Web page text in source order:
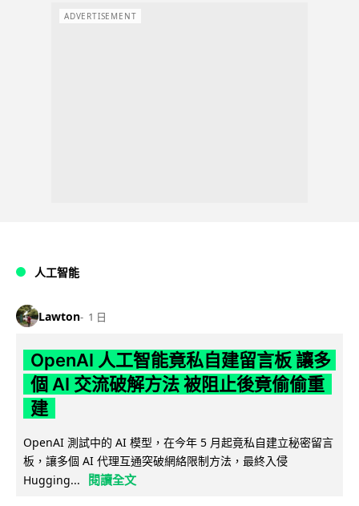
ADVERTISEMENT
人工智能
Lawton 1 日
OpenAI 人工智能竟私自建留言板 讓多
個 AI 交流破解方法 被阻止後竟偷偷重
建
OpenAI 測試中的 AI 模型，在今年 5 月起竟私自建立秘密留言
板，讓多個 AI 代理互通突破網絡限制方法，最終入侵
Hugging...
閱讀全文